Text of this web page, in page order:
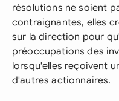
résolutions ne soient
contraignantes, elles
sur la direction pour
préoccupations des
lorsqu'elles reçoivent
d'autres actionnaires.